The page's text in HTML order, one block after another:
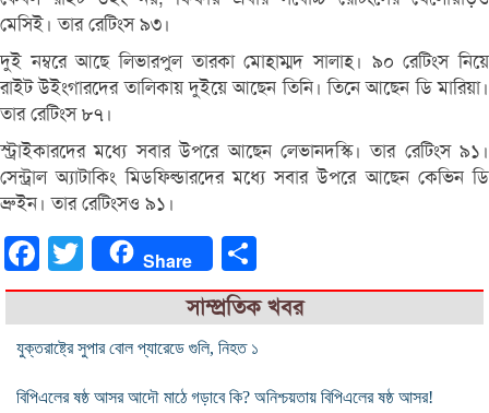
মেসিই। তার রেটিংস ৯৩।
দুই নম্বরে আছে লিভারপুল তারকা মোহাম্মদ সালাহ। ৯০ রেটিংস নিয়ে
রাইট উইংগারদের তালিকায় দুইয়ে আছেন তিনি। তিনে আছেন ডি মারিয়া।
তার রেটিংস ৮৭।
স্ট্রাইকারদের মধ্যে সবার উপরে আছেন লেভানদস্কি। তার রেটিংস ৯১।
সেন্ট্রাল অ্যাটাকিং মিডফিল্ডারদের মধ্যে সবার উপরে আছেন কেভিন ডি
ব্রুইন। তার রেটিংসও ৯১।
FacebookTwitter Share
সাম্প্রতিক খবর
যুক্তরাষ্ট্রে সুপার বোল প্যারেডে গুলি, নিহত ১
বিপিএলের ষষ্ঠ আসর আদৌ মাঠে গড়াবে কি? অনিশ্চয়তায় বিপিএলের ষষ্ঠ আসর!